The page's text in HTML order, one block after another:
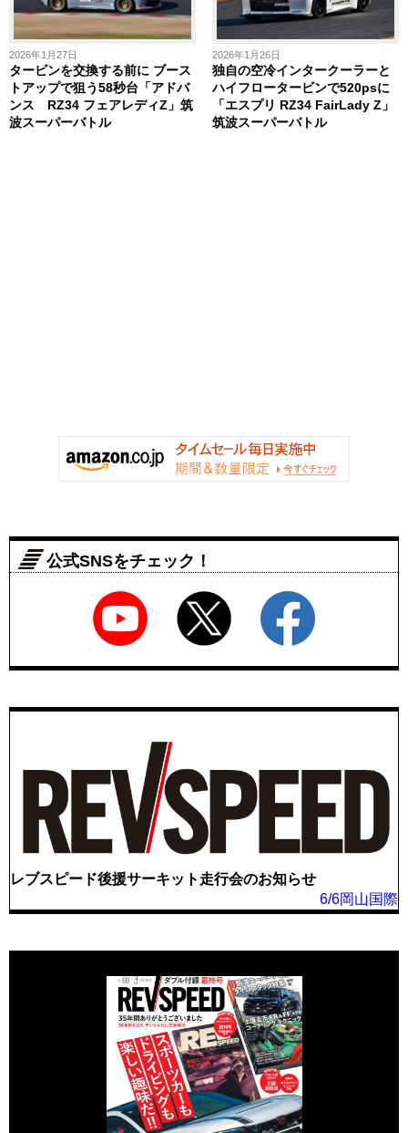
2026年1月27日
タービンを交換する前に ブース
トアップで狙う58秒台「アドバ
ンス RZ34 フェアレディZ」筑
波スーパーバトル
2026年1月26日
独自の空冷インタークーラーと
ハイフロータービンで520psに
「エスプリ RZ34 FairLady Z」
筑波スーパーバトル
公式SNSをチェック！
レブスピード後援サーキット走行会のお知らせ
6/6岡山国際